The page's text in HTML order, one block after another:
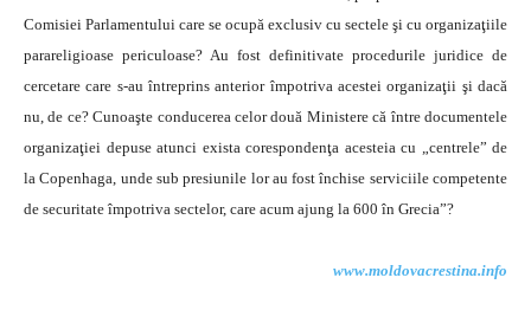
Comisiei Parlamentului care se ocupă exclusiv cu sectele şi cu organizaţiile
parareligioase periculoase? Au fost definitivate procedurile juridice de
cercetare care s-au întreprins anterior împotriva acestei organizaţii şi dacă
nu, de ce? Cunoaşte conducerea celor două Ministere că între documentele
organizaţiei depuse atunci exista corespondenţa acesteia cu „centrele” de
la Copenhaga, unde sub presiunile lor au fost închise serviciile competente
de securitate împotriva sectelor, care acum ajung la 600 în Grecia”?
www.moldovacrestina.info